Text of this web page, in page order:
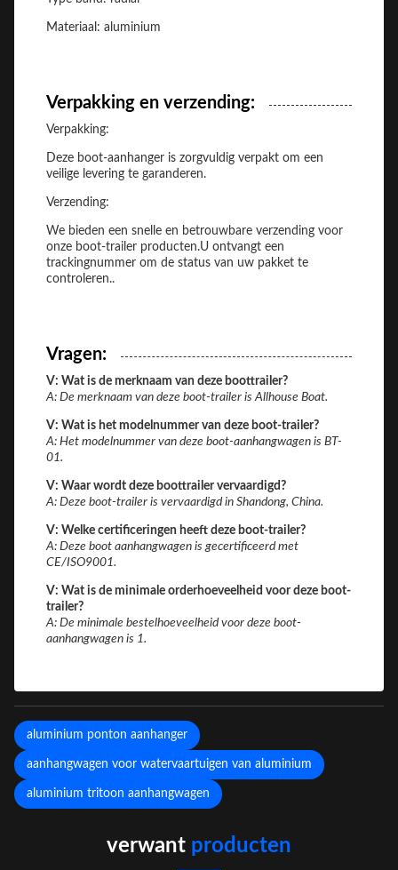
Materiaal: aluminium
Verpakking en verzending:
Verpakking:
Deze boot-aanhanger is zorgvuldig verpakt om een
veilige levering te garanderen.
Verzending:
We bieden een snelle en betrouwbare verzending voor
onze boot-trailer producten.U ontvangt een
trackingnummer om de status van uw pakket te
controleren..
Vragen:
V: Wat is de merknaam van deze boottrailer?
A: De merknaam van deze boot-trailer is Allhouse Boat.
V: Wat is het modelnummer van deze boot-trailer?
A: Het modelnummer van deze boot-aanhangwagen is BT-
01.
V: Waar wordt deze boottrailer vervaardigd?
A: Deze boot-trailer is vervaardigd in Shandong, China.
V: Welke certificeringen heeft deze boot-trailer?
A: Deze boot aanhangwagen is gecertificeerd met
CE/ISO9001.
V: Wat is de minimale orderhoeveelheid voor deze boot-
trailer?
A: De minimale bestelhoeveelheid voor deze boot-
aanhangwagen is 1.
aluminium ponton aanhanger
aanhangwagen voor watervaartuigen van aluminium
aluminium tritoon aanhangwagen
verwant producten